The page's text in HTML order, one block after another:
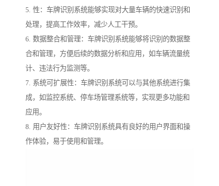
5. 性：车牌识别系统能够实现对大量车辆的快速识别和
处理，提高工作效率，减少人工干预。
6. 数据整合和管理：车牌识别系统能够将识别的数据整
合和管理，方便后续的数据分析和应用，如车辆流量统
计、违法行为监测等。
7. 系统可扩展性：车牌识别系统可以与其他系统进行集
成，如监控系统、停车场管理系统等，实现更多功能和
应用。
8. 用户友好性：车牌识别系统具有良好的用户界面和操
作体验，易于使用和管理。